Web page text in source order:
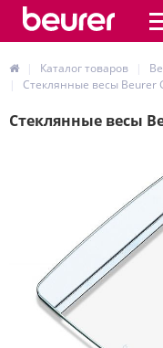
Каталог товаров
Стеклянные весы Beurer
Стеклянные весы